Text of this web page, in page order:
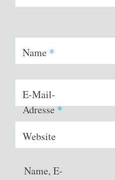
Name *
E-Mail-
Adresse*
Website
Name, E-